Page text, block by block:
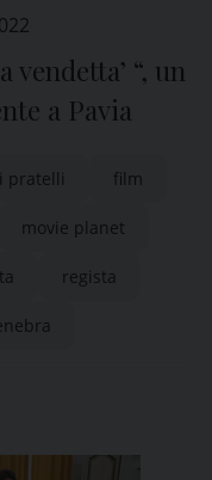
vendetta’ “, un
a Pavia
pratelli film
movie planet
regista